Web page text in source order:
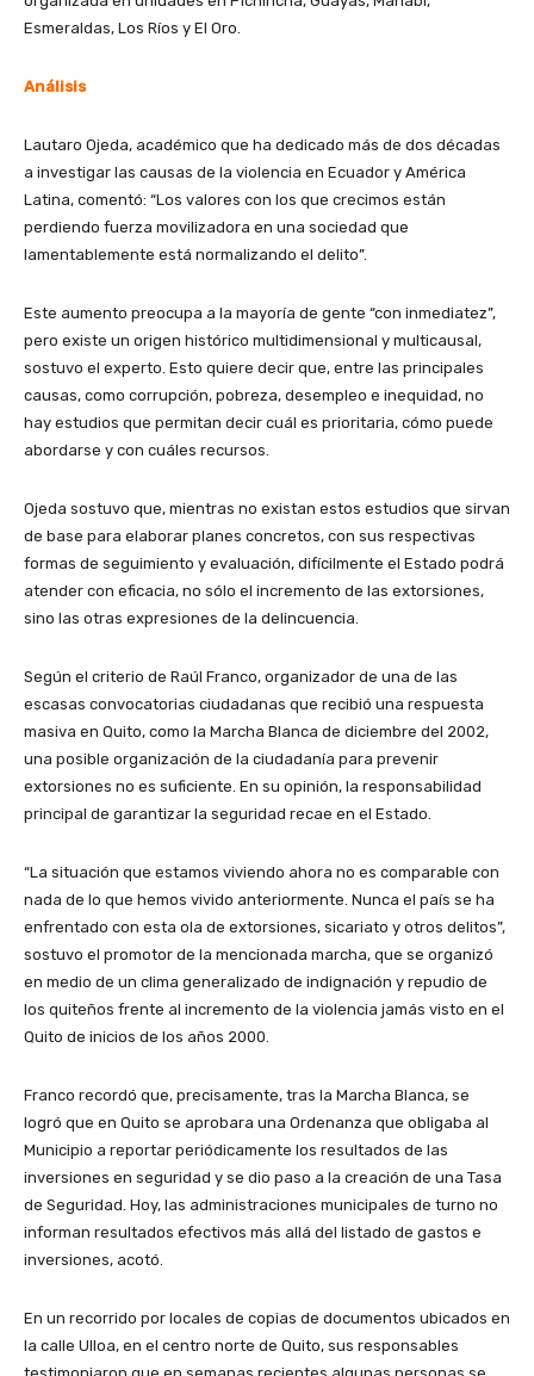
Esmeraldas, Los Ríos y El Oro.
Análisis
Lautaro Ojeda, académico que ha dedicado más de dos décadas
a investigar las causas de la violencia en Ecuador y América
Latina, comentó: “Los valores con los que crecimos están
perdiendo fuerza movilizadora en una sociedad que
lamentablemente está normalizando el delito”.
Este aumento preocupa a la mayoría de gente “con inmediatez”,
pero existe un origen histórico multidimensional y multicausal,
sostuvo el experto. Esto quiere decir que, entre las principales
causas, como corrupción, pobreza, desempleo e inequidad, no
hay estudios que permitan decir cuál es prioritaria, cómo puede
abordarse y con cuáles recursos.
Ojeda sostuvo que, mientras no existan estos estudios que sirvan
de base para elaborar planes concretos, con sus respectivas
formas de seguimiento y evaluación, difícilmente el Estado podrá
atender con eficacia, no sólo el incremento de las extorsiones,
sino las otras expresiones de la delincuencia.
Según el criterio de Raúl Franco, organizador de una de las
escasas convocatorias ciudadanas que recibió una respuesta
masiva en Quito, como la Marcha Blanca de diciembre del 2002,
una posible organización de la ciudadanía para prevenir
extorsiones no es suficiente. En su opinión, la responsabilidad
principal de garantizar la seguridad recae en el Estado.
“La situación que estamos viviendo ahora no es comparable con
nada de lo que hemos vivido anteriormente. Nunca el país se ha
enfrentado con esta ola de extorsiones, sicariato y otros delitos”,
sostuvo el promotor de la mencionada marcha, que se organizó
en medio de un clima generalizado de indignación y repudio de
los quiteños frente al incremento de la violencia jamás visto en el
Quito de inicios de los años 2000.
Franco recordó que, precisamente, tras la Marcha Blanca, se
logró que en Quito se aprobara una Ordenanza que obligaba al
Municipio a reportar periódicamente los resultados de las
inversiones en seguridad y se dio paso a la creación de una Tasa
de Seguridad. Hoy, las administraciones municipales de turno no
informan resultados efectivos más allá del listado de gastos e
inversiones, acotó.
En un recorrido por locales de copias de documentos ubicados en
la calle Ulloa, en el centro norte de Quito, sus responsables